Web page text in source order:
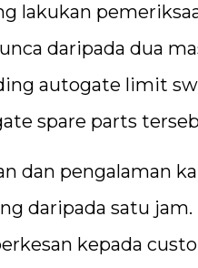
lakukan
daripada dua
autogate limit
spare parts
dan pengalaman
daripada satu
kepada